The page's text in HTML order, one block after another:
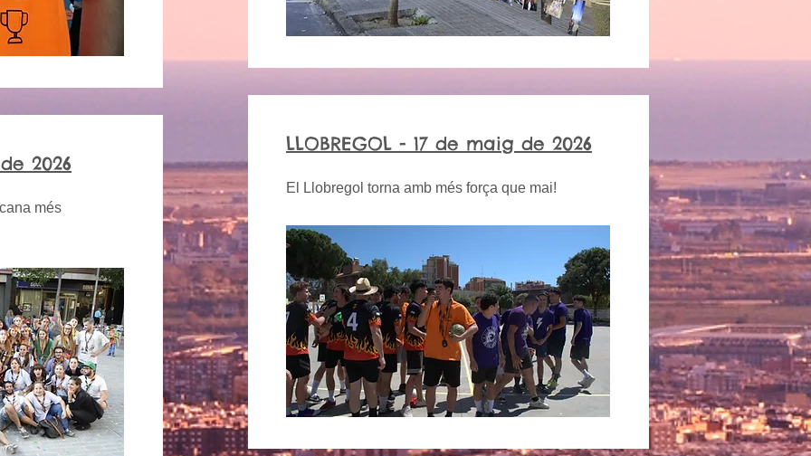
2026
més
LLOBREGOL - 17 de maig de 2026
El Llobregol torna amb més força que mai!